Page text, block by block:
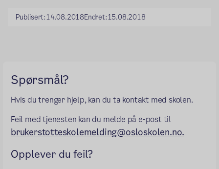
Publisert:14.08.2018Endret:15.08.2018
Spørsmål?
Hvis du trenger hjelp, kan du ta kontakt med skolen.
Feil med tjenesten kan du melde på e-post til
brukerstotteskolemelding@osloskolen.no.
Opplever du feil?